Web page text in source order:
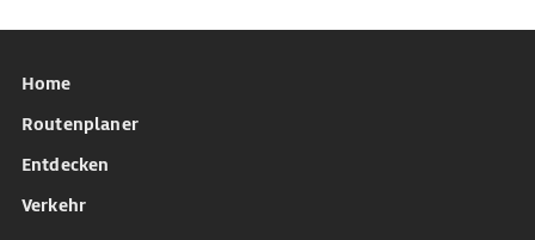
Home
Routenplaner
Entdecken
Verkehr